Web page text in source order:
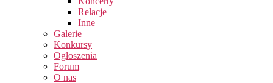
Relacje
Inne
Galerie
Konkursy
Ogłoszenia
Forum
O nas